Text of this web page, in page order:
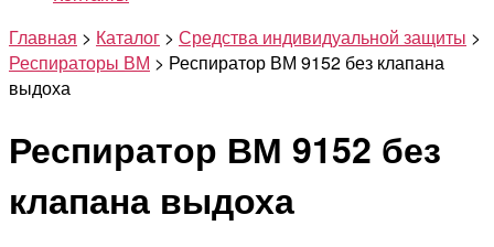
Главная > Каталог > Средства индивидуальной защиты >
Респираторы ВМ > Респиратор ВМ 9152 без клапана
выдоха
Респиратор ВМ 9152 без
клапана выдоха